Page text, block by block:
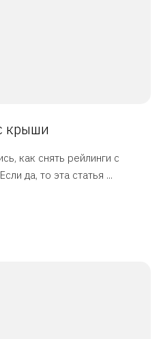
крыши
как снять рейлинги с
да, то эта статья ...